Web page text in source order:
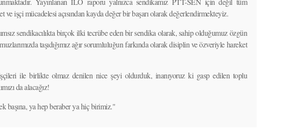
ve işçi mücadelesi açısından kayda değer bir başarı olarak değerlendirmekteyiz.
sendikacılıkta birçok ilki tecrübe eden bir sendika olarak, sahip olduğumuz özgün
taşıdığımız ağır sorumluluğun farkında olarak disiplin ve özveriyle hareket
ile birlikte olmaz denilen nice şeyi oldurduk, inanıyoruz ki gasp edilen toplu
da alacağız!
başına, ya hep beraber ya hiç birimiz."